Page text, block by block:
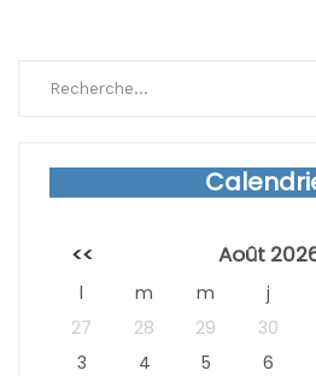
<< Août
l m m j
27
28 29 30
3
4 5 6